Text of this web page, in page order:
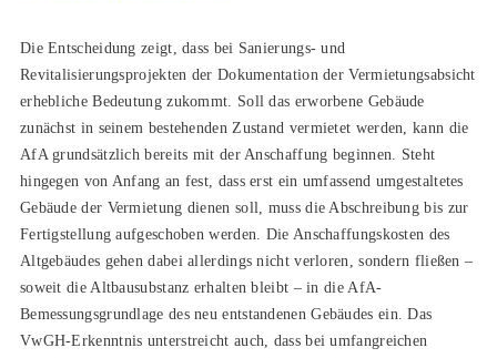
Die Entscheidung zeigt, dass bei Sanierungs- und
Revitalisierungsprojekten der Dokumentation der Vermietungsabsicht
erhebliche Bedeutung zukommt. Soll das erworbene Gebäude
zunächst in seinem bestehenden Zustand vermietet werden, kann die
AfA grundsätzlich bereits mit der Anschaffung beginnen. Steht
hingegen von Anfang an fest, dass erst ein umfassend umgestaltetes
Gebäude der Vermietung dienen soll, muss die Abschreibung bis zur
Fertigstellung aufgeschoben werden. Die Anschaffungskosten des
Altgebäudes gehen dabei allerdings nicht verloren, sondern fließen –
soweit die Altbausubstanz erhalten bleibt – in die AfA-
Bemessungsgrundlage des neu entstandenen Gebäudes ein. Das
VwGH-Erkenntnis unterstreicht auch, dass bei umfangreichen